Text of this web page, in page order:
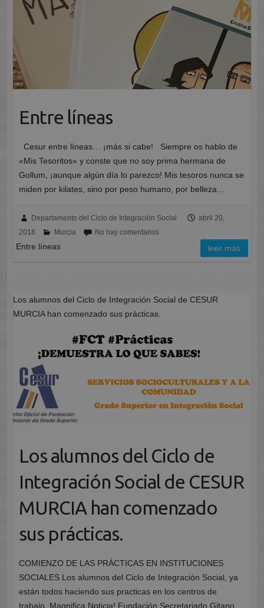
Entre líneas
Cesur entre líneas… ¡más si cabe! Siempre os hablo de
«Mis Tesoritos» y conste que no soy prima hermana de
Gollum, ¡aunque algún día lo parezco! Mis tesoros nunca se
miden por kilates, sino por peso humano, por belleza…
Departamento del Ciclo de Integración Social
abril 20,
2018
Murcia No hay comentarios
Entre líneas leer más
Los alumnos del Ciclo de Integración Social de CESUR
MURCIA han comenzado sus prácticas.
Los alumnos del Ciclo de
Integración Social de CESUR
MURCIA han comenzado
sus prácticas.
COMIENZO DE LAS PRÁCTICAS EN INSTITUCIONES
SOCIALES Los alumnos del Ciclo de Integración Social, ya
están todos haciendo sus practicas en los centros de
trabajo. Magnifica Noticia! Fundación Secretariado Gitano,